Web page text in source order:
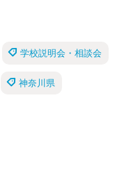
学校説明会・相談会
神奈川県